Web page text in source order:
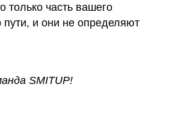
только часть вашего
пути, и они не определяют
SMITUP!